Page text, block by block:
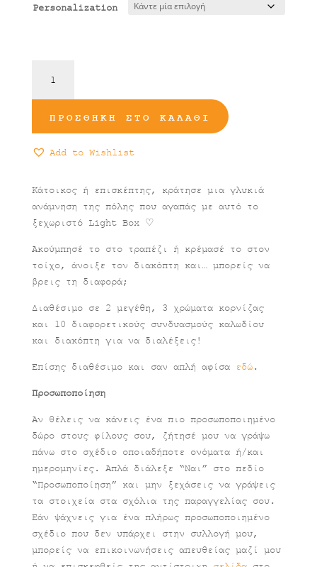
Personalization
Ρέθυμνο
ποσότητα
ΠΡΟΣΘΉΚΗ ΣΤΟ ΚΑΛΆΘΙ
Add to Wishlist
Κάτοικος ή επισκέπτης, κράτησε μια γλυκιά
ανάμνηση της πόλης που αγαπάς με αυτό το
ξεχωριστό Light Box ♡
Ακούμπησέ το στο τραπέζι ή κρέμασέ το στον
τοίχο, άνοιξε τον διακόπτη και… μπορείς να
βρεις τη διαφορά;
Διαθέσιμο σε 2 μεγέθη, 3 χρώματα κορνίζας
και 10 διαφορετικούς συνδυασμούς καλωδίου
και διακόπτη για να διαλέξεις!
Επίσης διαθέσιμο και σαν απλή αφίσα εδώ.
Προσωποποίηση
Αν θέλεις να κάνεις ένα πιο προσωποποιημένο
δώρο στους φίλους σου, ζήτησέ μου να γράψω
πάνω στο σχέδιο οποιαδήποτε ονόματα ή/και
ημερομηνίες. Απλά διάλεξε “Ναι” στο πεδίο
“Προσωποποίηση” και μην ξεχάσεις να γράψεις
τα στοιχεία στα σχόλια της παραγγελίας σου.
Εάν ψάχνεις για ένα πλήρως προσωποποιημένο
σχέδιο που δεν υπάρχει στην συλλογή μου,
μπορείς να επικοινωνήσεις απευθείας μαζί μου